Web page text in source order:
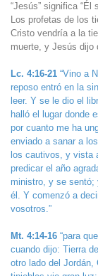
“Jesús” significa
Los profetas de los
Cristo vendría a la
muerte, y Jesús dijo
Lc. 4:16-21 “Vino a
reposo entró en la
leer. Y se le dio el
halló el lugar donde
por cuanto me ha
enviado a sanar a
los cautivos, y vista
predicar el año
ministro, y se sentó;
él. Y comenzó a
vosotros.”
Mt. 4:14-16 “para
cuando dijo: Tierra
otro lado del Jordán,